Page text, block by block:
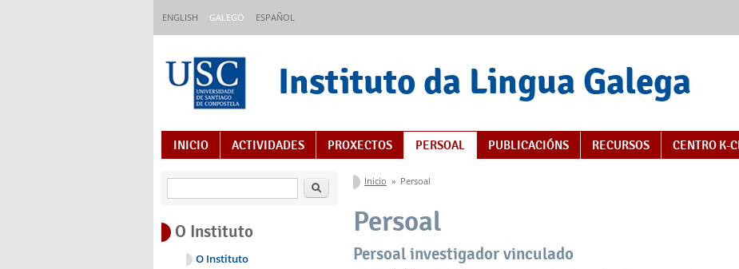
ENGLISH GALEGO ESPAÑOL
Instituto da Lingua Galega
Índice de contidos
INICIO ACTIVIDADES PROXECTOS PERSOAL PUBLICACIÓNS RECURSOS CENTRO K-
Vostede está aquí
Inicio » Persoal
Persoal
Persoal investigador vinculado
Buscar
O Instituto
O Instituto